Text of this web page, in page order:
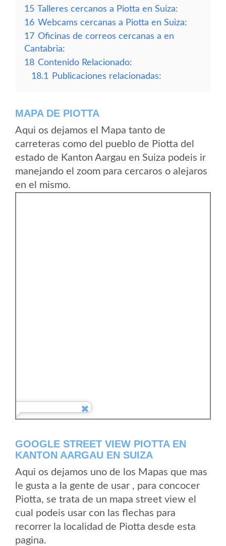
15 Talleres cercanos a Piotta en Suiza:
16 Webcams cercanas a Piotta en Suiza:
17 Oficinas de correos cercanas a en
Cantabria:
18 Contenido Relacionado:
18.1
Publicaciones relacionadas:
MAPA DE PIOTTA
Aqui os dejamos el Mapa tanto de
carreteras como del pueblo de Piotta del
estado de Kanton Aargau en Suiza podeis ir
manejando el zoom para cercaros o alejaros
en el mismo.
GOOGLE STREET VIEW PIOTTA EN
KANTON AARGAU EN SUIZA
Aqui os dejamos uno de los Mapas que mas
le gusta a la gente de usar , para concocer
Piotta, se trata de un mapa street view el
cual podeis usar con las flechas para
recorrer la localidad de Piotta desde esta
pagina.